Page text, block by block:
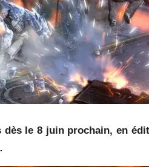
dès le 8 juin prochain, en